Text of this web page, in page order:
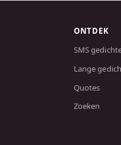
ONTDEK
SMS
Lange
Quotes
Zoeken